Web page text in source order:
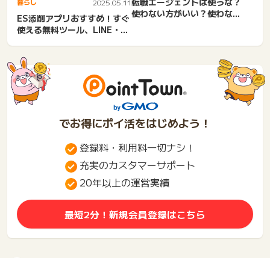
2025.05.11
ES添削アプリおすすめ！すぐ
使える無料ツール、LINE・就
使わない方がいい？使わない
でお得にポイ活をはじめよう！
登録料・利用料一切ナシ！
充実のカスタマーサポート
20年以上の運営実績
最短2分！新規会員登録はこちら